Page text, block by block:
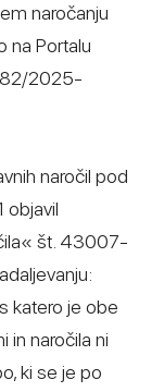
naročanju
na Portalu
2025-
naročil pod
št. 43007-
katero je obe
in naročila ni
ki se je po